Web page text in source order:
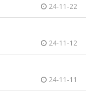
24-11-22
24-11-12
24-11-11